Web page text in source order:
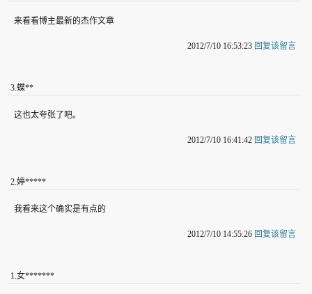
来看看博主最新的杰作文章
2012/7/10 16:53:23 回复该留言
3.蝶**
这也太夸张了吧。
2012/7/10 16:41:42 回复该留言
2.婷*****
我看来这个确实是有点的
2012/7/10 14:55:26 回复该留言
1.女*******